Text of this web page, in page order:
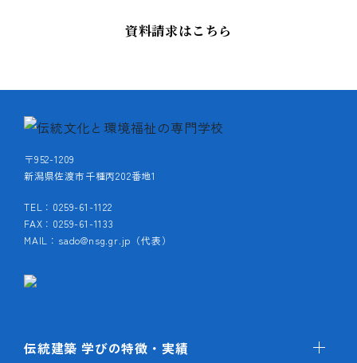
資料請求はこちら
〒952-1209
新潟県佐渡市千種丙202番地1
TEL：0259-61-1122
FAX：0259-61-1133
MAIL：sado@nsg.gr.jp（代表）
伝統建築 学びの特徴・実績